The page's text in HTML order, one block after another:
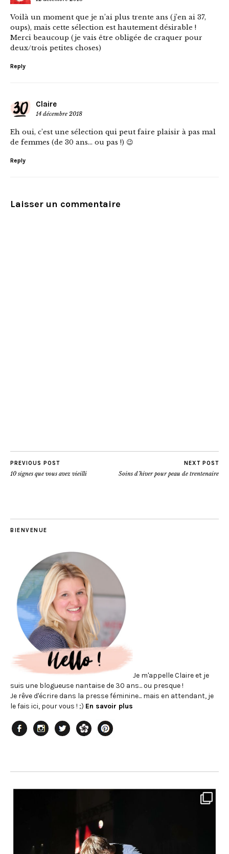
Voilà un moment que je n’ai plus trente ans (j’en ai 37,
oups), mais cette sélection est hautement désirable !
Merci beaucoup (je vais être obligée de craquer pour
deux/trois petites choses)
Reply
Claire
14 décembre 2018
Eh oui, c’est une sélection qui peut faire plaisir à pas mal
de femmes (de 30 ans… ou pas !) 😉
Reply
Laisser un commentaire
PREVIOUS POST
10 signes que vous avez vieilli
NEXT POST
Soins d’hiver pour peau de trentenaire
BIENVENUE
Je m'appelle Claire et je
suis une blogueuse nantaise de 30 ans... ou presque !
Je rêve d'écrire dans la presse féminine... mais en attendant, je
le fais ici, pour vous ! ;) En savoir plus